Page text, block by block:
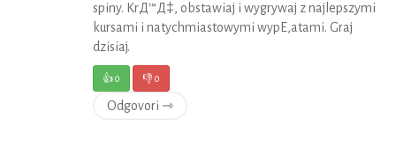
spiny. KrД™Д‡, obstawiaj i wygrywaj z najlepszymi
kursami i natychmiastowymi wypЕ‚atami. Graj
dzisiaj.
👍0 👎0
Odgovori ⇾